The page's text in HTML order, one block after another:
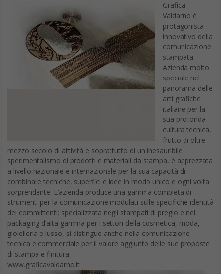
Grafica
Valdarno è
protagonista
innovativo della
comunicazione
stampata.
Azienda molto
speciale nel
panorama delle
arti grafiche
italiane per la
sua profonda
cultura tecnica,
frutto di oltre
mezzo secolo di attività e soprattutto di un inesauribile
sperimentalismo di prodotti e materiali da stampa, è apprezzata
a livello nazionale e internazionale per la sua capacità di
combinare tecniche, superfici e idee in modo unico e ogni volta
sorprendente. L’azienda produce una gamma completa di
strumenti per la comunicazione modulati sulle specifiche identità
dei committenti: specializzata negli stampati di pregio e nel
packaging d’alta gamma per i settori della cosmetica, moda,
gioielleria e lusso, si distingue anche nella comunicazione
tecnica e commerciale per il valore aggiunto delle sue proposte
di stampa e finitura.
www.graficavaldarno.it